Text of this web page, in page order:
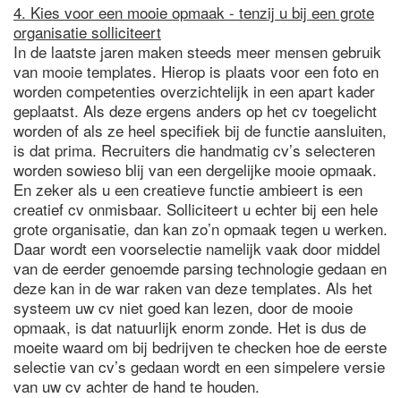
4. Kies voor een mooie opmaak - tenzij u bij een grote
organisatie solliciteert
In de laatste jaren maken steeds meer mensen gebruik
van mooie templates. Hierop is plaats voor een foto en
worden competenties overzichtelijk in een apart kader
geplaatst. Als deze ergens anders op het cv toegelicht
worden of als ze heel specifiek bij de functie aansluiten,
is dat prima. Recruiters die handmatig cv’s selecteren
worden sowieso blij van een dergelijke mooie opmaak.
En zeker als u een creatieve functie ambieert is een
creatief cv onmisbaar. Solliciteert u echter bij een hele
grote organisatie, dan kan zo’n opmaak tegen u werken.
Daar wordt een voorselectie namelijk vaak door middel
van de eerder genoemde parsing technologie gedaan en
deze kan in de war raken van deze templates. Als het
systeem uw cv niet goed kan lezen, door de mooie
opmaak, is dat natuurlijk enorm zonde. Het is dus de
moeite waard om bij bedrijven te checken hoe de eerste
selectie van cv’s gedaan wordt en een simpelere versie
van uw cv achter de hand te houden.